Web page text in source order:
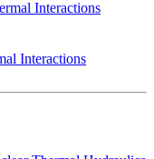
Interactions